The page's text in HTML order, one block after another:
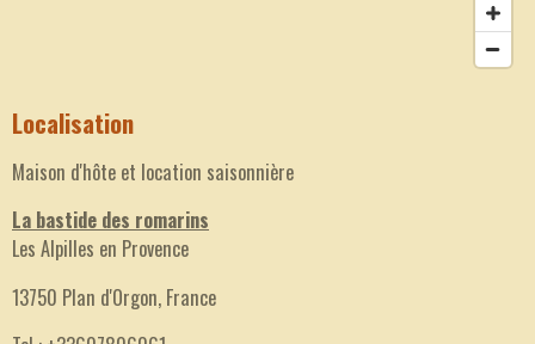
Localisation
Maison d'hôte et location saisonnière
La bastide des romarins
Les Alpilles en Provence
13750 Plan d'Orgon, France